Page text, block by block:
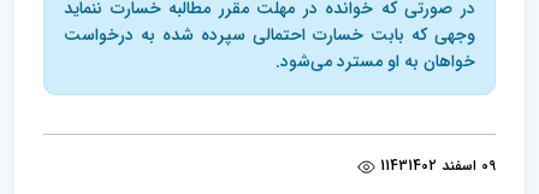
در صورتی که خوانده در مهلت مقرر مطالبه خسارت ننماید
وجهی که بابت خسارت احتمالی سپرده شده به درخواست
خواهان به او مسترد می‌شود.
09 اسفند 1402 1143